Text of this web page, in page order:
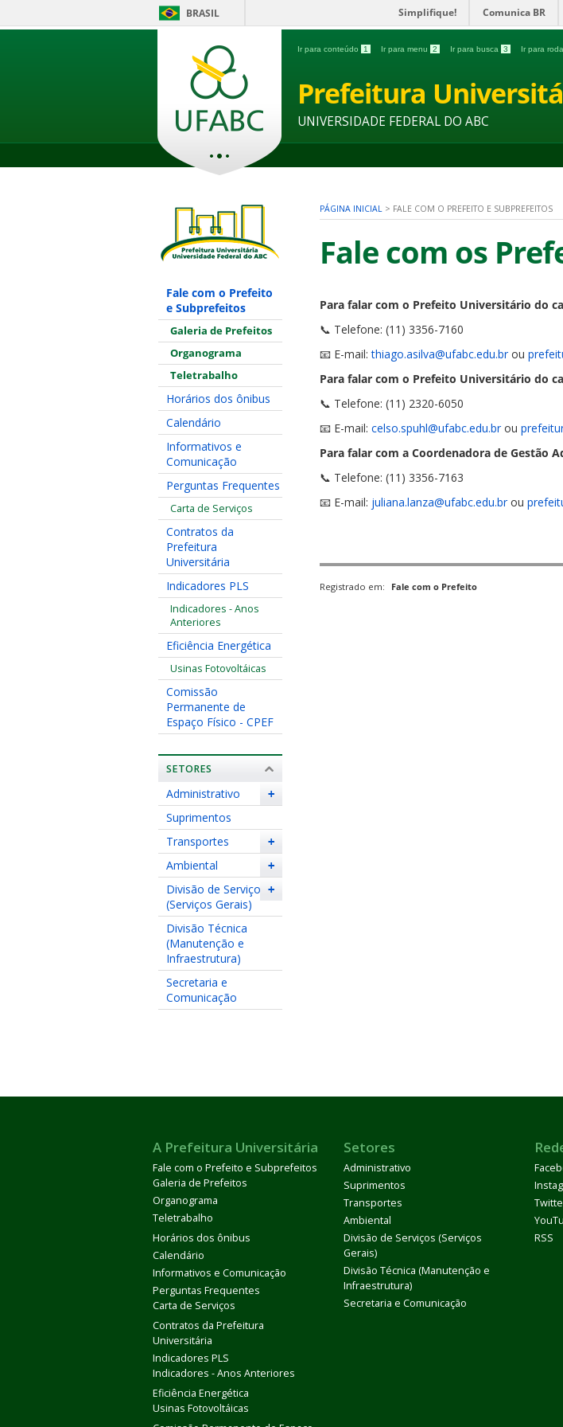
BRASIL Simplifique! Comunica BR
Ir para conteúdo 1 Ir para menu 2 Ir para busca 3 Ir para
Prefeitura
UNIVERSIDADE FEDERAL DO ABC
Fale com o Prefeito
e Subprefeitos
Galeria de Prefeitos
Organograma
Teletrabalho
Horários dos ônibus
Calendário
Informativos e
Comunicação
Perguntas Frequentes
Carta de Serviços
Contratos da
Prefeitura
Universitária
Indicadores PLS
Indicadores - Anos
Anteriores
Eficiência Energética
Usinas Fotovoltáicas
Comissão
Permanente de
Espaço Físico - CPEF
SETORES
+
Administrativo
Suprimentos
+
Transportes
+
Ambiental
+
Divisão de Serviços
(Serviços Gerais)
Divisão Técnica
(Manutenção e
Infraestrutura)
Secretaria e
Comunicação
PÁGINA INICIAL > FALE COM O PREFEITO E SUBPREFEITOS
Fale com os
Para falar com o Prefeito Universitário do
📞 Telefone: (11) 3356-7160
📧 E-mail:thiago.asilva@ufabc.edu.brou
Para falar com o Prefeito Universitário do
📞 Telefone: (11) 2320-6050
📧 E-mail: celso.spuhl@ufabc.edu.brou
Para falar com a Coordenadora de Gestão
📞 Telefone: (11) 3356-7163
📧 E-mail: juliana.lanza@ufabc.edu.brou
Registrado em: Fale com o Prefeito
A Prefeitura Universitária
Fale com o Prefeito e Subprefeitos
Galeria de Prefeitos
Organograma
Teletrabalho
Horários dos ônibus
Calendário
Informativos e Comunicação
Perguntas Frequentes
Carta de Serviços
Contratos da Prefeitura
Universitária
Indicadores PLS
Indicadores - Anos Anteriores
Eficiência Energética
Usinas Fotovoltáicas
Setores
Administrativo
Suprimentos
Transportes
Ambiental
Divisão de Serviços (Serviços
Gerais)
Divisão Técnica (Manutenção e
Infraestrutura)
Secretaria e Comunicação
RSS